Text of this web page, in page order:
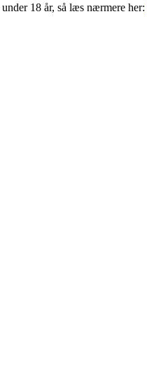
18 år, så læs nærmere her: